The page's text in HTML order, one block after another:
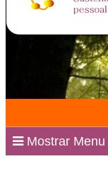
Mostrar Menu